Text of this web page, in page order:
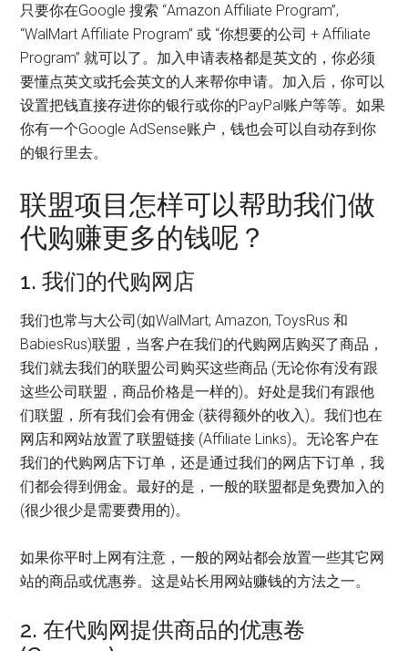
只要你在Google 搜索 “Amazon Affiliate Program”,
“WalMart Affiliate Program” 或 “你想要的公司 + Affiliate
Program” 就可以了。加入申请表格都是英文的，你必须
要懂点英文或托会英文的人来帮你申请。加入后，你可以
设置把钱直接存进你的银行或你的PayPal账户等等。如果
你有一个Google AdSense账户，钱也会可以自动存到你
的银行里去。
联盟项目怎样可以帮助我们做
代购赚更多的钱呢？
1. 我们的代购网店
我们也常与大公司(如WalMart, Amazon, ToysRus 和
BabiesRus)联盟，当客户在我们的代购网店购买了商品，
我们就去我们的联盟公司购买这些商品 (无论你有没有跟
这些公司联盟，商品价格是一样的)。好处是我们有跟他
们联盟，所有我们会有佣金 (获得额外的收入)。我们也在
网店和网站放置了联盟链接 (Affiliate Links)。无论客户在
我们的代购网店下订单，还是通过我们的网店下订单，我
们都会得到佣金。最好的是，一般的联盟都是免费加入的
(很少很少是需要费用的)。
如果你平时上网有注意，一般的网站都会放置一些其它网
站的商品或优惠券。这是站长用网站赚钱的方法之一。
2. 在代购网提供商品的优惠卷